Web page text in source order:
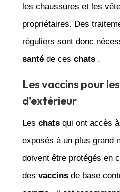
les chaussures et les
propriétaires. Des
réguliers sont donc
santéde ces chats.
Les vaccins pour
d’extérieur
Les chatsqui ont accès à
exposés à un plus grand
doivent être protégés en
des vaccinsde base